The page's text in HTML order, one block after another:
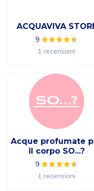
ACQUAVIVA
9
1 recensioni
Acque profumate
il corpo SO...?
9
1 recensioni